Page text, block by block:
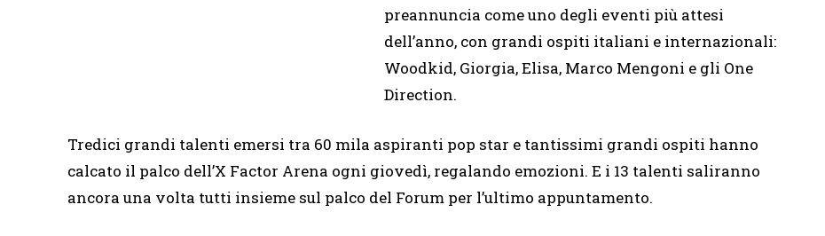
preannuncia come uno degli eventi più attesi
dell’anno, con grandi ospiti italiani e internazionali:
Woodkid, Giorgia, Elisa, Marco Mengoni e gli One
Direction.
Tredici grandi talenti emersi tra 60 mila aspiranti pop star e tantissimi grandi ospiti hanno
calcato il palco dell’X Factor Arena ogni giovedì, regalando emozioni. E i 13 talenti saliranno
ancora una volta tutti insieme sul palco del Forum per l’ultimo appuntamento.